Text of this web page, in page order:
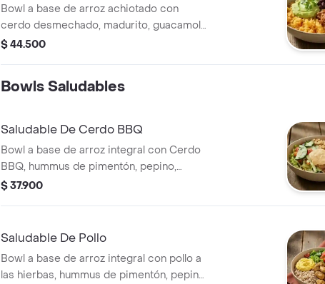
Bowl a base de arroz achiotado con
cerdo desmechado, madurito, guacamole
y fríjoles negros.
$ 44.500
Bowls Saludables
Saludable De Cerdo BBQ
Bowl a base de arroz integral con Cerdo
BBQ, hummus de pimentón, pepino,
tomate y Lechuga.
$ 37.900
Saludable De Pollo
Bowl a base de arroz integral con pollo a
las hierbas, hummus de pimentón, pepino,